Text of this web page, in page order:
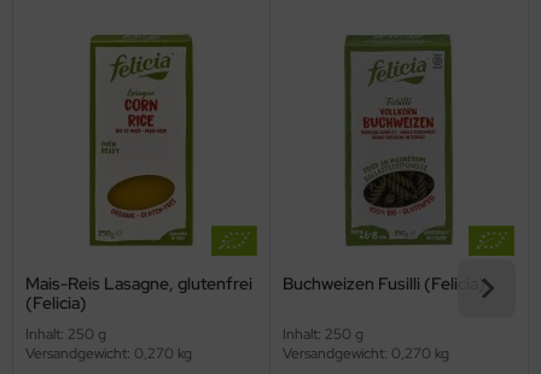
Mais-Reis Lasagne, glutenfrei
(Felicia)
Inhalt: 250 g
Versandgewicht: 0,270 kg
Buchweizen Fusilli (Felicia)
Inhalt: 250 g
Versandgewicht: 0,270 kg